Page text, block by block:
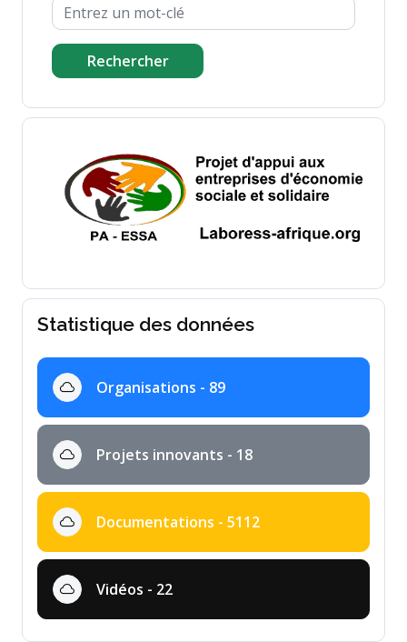
Rechercher
Statistique des données
Organisations - 89
Projets innovants - 18
Documentations - 5112
Vidéos - 22